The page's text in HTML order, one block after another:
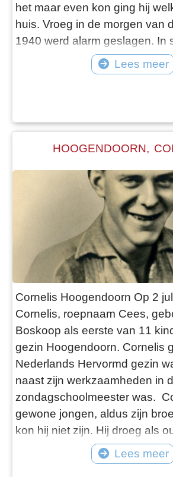
het maar even kon ging hij
huis. Vroeg in de morgen van
1940 werd alarm geslagen. In
ging het richting Vliegveld
volgde een chaotische strijd in
werden door de Duitsers met
Lees meer
HOOGENDOORN,
Cornelis Hoogendoorn Op 2 juli 1916 wordt
Cornelis, roepnaam Cees,
Boskoop als eerste van 11
gezin Hoogendoorn. Cornelis
Nederlands Hervormd gezin
naast zijn werkzaamheden in
zondagschoolmeester was. Cornelis was een
gewone jongen, aldus zijn
kon hij niet zijn. Hij droeg als
verantwoording voor de familie
vroeg in de tuinen van zijn
Lees meer